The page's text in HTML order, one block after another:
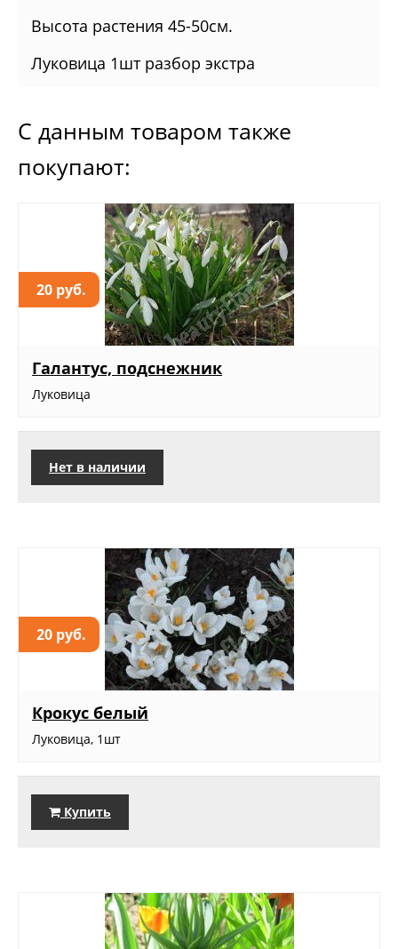
Высота растения 45-50см.
Луковица 1шт разбор экстра
С данным товаром также
покупают:
20 руб.
Галантус, подснежник
Луковица
Нет в наличии
20 руб.
Крокус белый
Луковица, 1шт
Купить